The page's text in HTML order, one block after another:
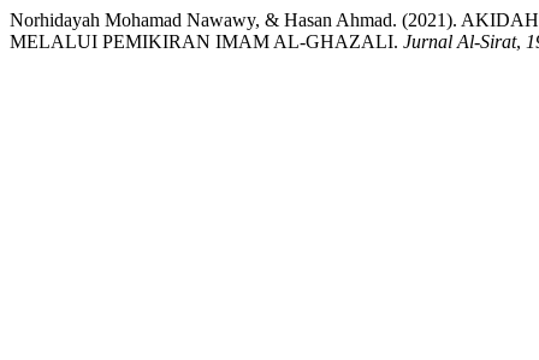
Norhidayah Mohamad Nawawy, & Hasan Ahmad. (2021).
MELALUI PEMIKIRAN IMAM AL-GHAZALI. Jurnal Al-Sirat,